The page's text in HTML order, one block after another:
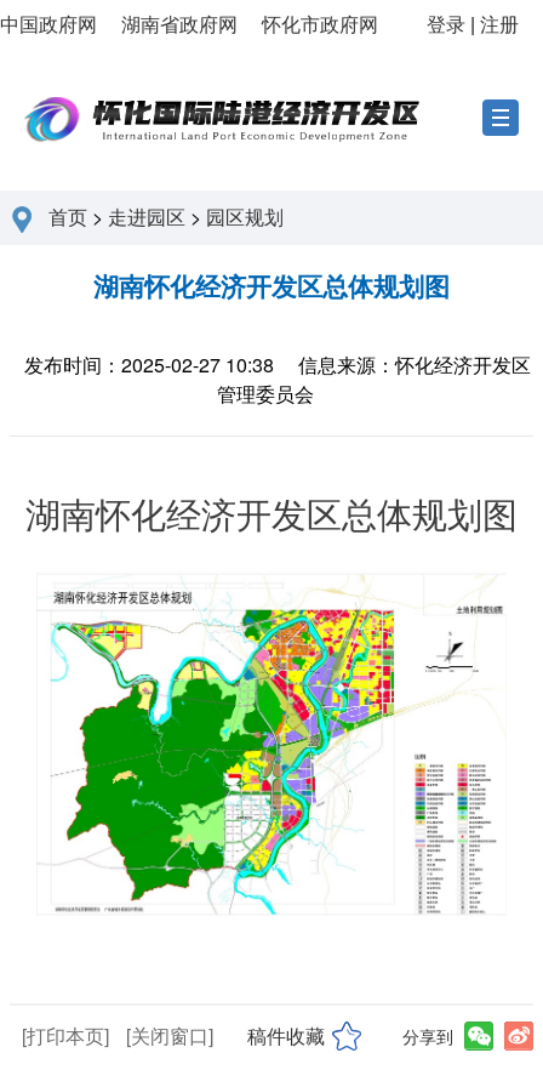
中国政府网 湖南省政府网 怀化市政府网 登录 | 注册
首页 > 走进园区 > 园区规划
湖南怀化经济开发区总体规划图
发布时间：2025-02-27 10:38
信息来源：怀化经济开发区
管理委员会
湖南怀化经济开发区总体规划图
[打印本页] [关闭窗口] 稿件收藏 分享到